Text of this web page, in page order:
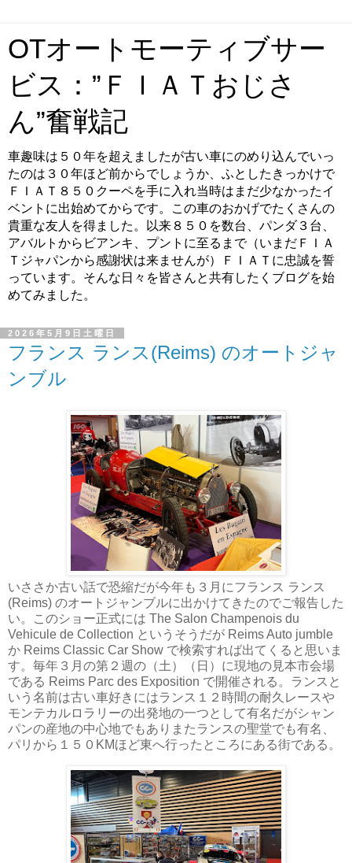
OTオートモーティブサー
ビス：”ＦＩＡＴおじさ
ん”奮戦記
車趣味は５０年を超えましたが古い車にのめり込んでいっ
たのは３０年ほど前からでしょうか、ふとしたきっかけで
ＦＩＡＴ８５０クーペを手に入れ当時はまだ少なかったイ
ベントに出始めてからです。この車のおかげでたくさんの
貴重な友人を得ました。以来８５０を数台、パンダ３台、
アバルトからビアンキ、プントに至るまで（いまだＦＩＡ
Ｔジャパンから感謝状は来ませんが）ＦＩＡＴに忠誠を誓
っています。そんな日々を皆さんと共有したくブログを始
めてみました。
2026年5月9日土曜日
フランス ランス(Reims) のオートジャ
ンブル
いささか古い話で恐縮だが今年も３月にフランス ランス
(Reims) のオートジャンブルに出かけてきたのでご報告した
い。このショー正式には The Salon Champenois du
Vehicule de Collection というそうだが Reims Auto jumble
か Reims Classic Car Show で検索すれば出てくると思いま
す。毎年３月の第２週の（土）（日）に現地の見本市会場
である Reims Parc des Exposition で開催される。ランスと
いう名前は古い車好きにはランス１２時間の耐久レースや
モンテカルロラリーの出発地の一つとして有名だがシャン
パンの産地の中心地でもありまたランスの聖堂でも有名、
パリから１５０KMほど東へ行ったところにある街である。